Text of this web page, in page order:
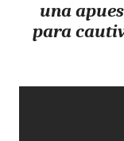
una
para